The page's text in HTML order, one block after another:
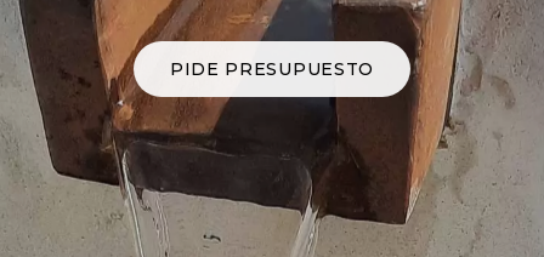
PIDE PRESUPUESTO